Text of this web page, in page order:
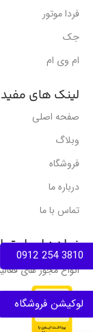
3810 254 0912
لوکیشن فروشگاه
فردا موتور
جک
ام وی ام
لینک های مفید
صفحه اصلی
وبلاگ
فروشگاه
درباره ما
تماس با ما
نمادهای
انواع مجوز های